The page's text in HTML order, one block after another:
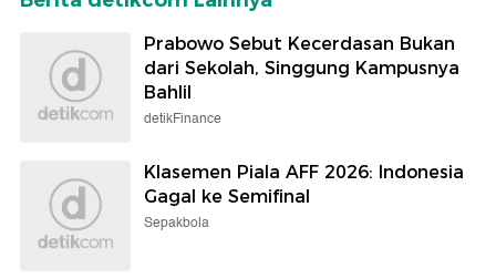
Prabowo Sebut Kecerdasan Bukan
dari Sekolah, Singgung Kampusnya
Bahlil
detikFinance
Klasemen Piala AFF 2026: Indonesia
Gagal ke Semifinal
Sepakbola